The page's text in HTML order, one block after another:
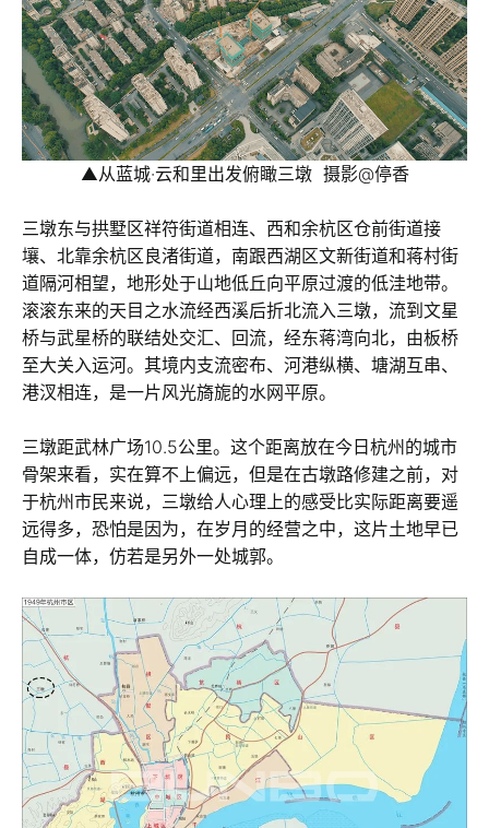
▲从蓝城·云和里出发俯瞰三墩 摄影@停香
三墩东与拱墅区祥符街道相连、西和余杭区仓前街道接
壤、北靠余杭区良渚街道，南跟西湖区文新街道和蒋村街
道隔河相望，地形处于山地低丘向平原过渡的低洼地带。
滚滚东来的天目之水流经西溪后折北流入三墩，流到文星
桥与武星桥的联结处交汇、回流，经东蒋湾向北，由板桥
至大关入运河。其境内支流密布、河港纵横、塘湖互串、
港汊相连，是一片风光旖旎的水网平原。
三墩距武林广场10.5公里。这个距离放在今日杭州的城市
骨架来看，实在算不上偏远，但是在古墩路修建之前，对
于杭州市民来说，三墩给人心理上的感受比实际距离要遥
远得多，恐怕是因为，在岁月的经营之中，这片土地早已
自成一体，仿若是另外一处城郭。